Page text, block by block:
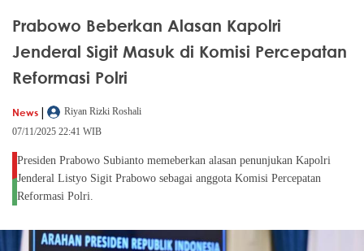
Prabowo Beberkan Alasan Kapolri
Jenderal Sigit Masuk di Komisi Percepatan
Reformasi Polri
News |
Riyan Rizki Roshali
07/11/2025 22:41 WIB
Presiden Prabowo Subianto memeberkan alasan penunjukan Kapolri
Jenderal Listyo Sigit Prabowo sebagai anggota Komisi Percepatan
Reformasi Polri.